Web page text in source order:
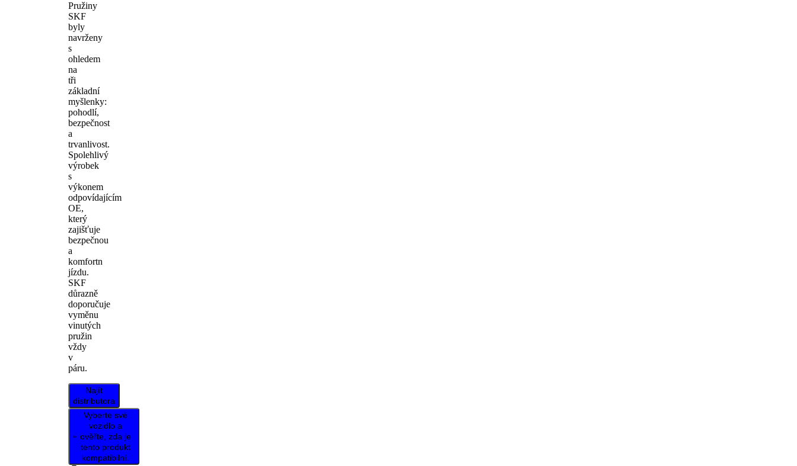
Pružiny
SKF
byly
navrženy
s
ohledem
na
tři
základní
myšlenky:
pohodlí,
bezpečnost
a
trvanlivost.
Spolehlivý
výrobek
s
výkonem
odpovídajícím
OE,
který
zajišťuje
bezpečnou
a
komfortn
jízdu.
SKF
důrazně
doporučuje
vyměnu
vinutých
pružin
vždy
v
páru.
Najít
distributora
Vyberte své
vozidlo a
ověřte, zda je
tento produkt
kompatibilní.